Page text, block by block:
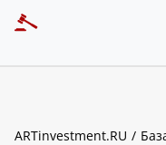
ARTinvestment.RU